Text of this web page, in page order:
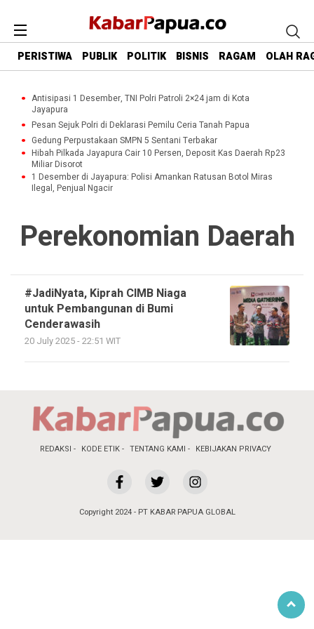
PERISTIWA PUBLIK POLITIK BISNIS RAGAM OLAH
Antisipasi 1 Desember, TNI Polri Patroli 2×24 jam di Kota
Jayapura
Pesan Sejuk Polri di Deklarasi Pemilu Ceria Tanah Papua
Gedung Perpustakaan SMPN 5 Sentani Terbakar
Hibah Pilkada Jayapura Cair 10 Persen, Deposit Kas Daerah Rp23
Miliar Disorot
1 Desember di Jayapura: Polisi Amankan Ratusan Botol Miras
Ilegal, Penjual Ngacir
Perekonomian Daerah
#JadiNyata, Kiprah CIMB Niaga
untuk Pembangunan di Bumi
Cenderawasih
20 July 2025 - 22:51 WIT
REDAKSI KODE ETIK TENTANG KAMI KEBIJAKAN PRIVACY
Copyright 2024 - PT KABAR PAPUA GLOBAL